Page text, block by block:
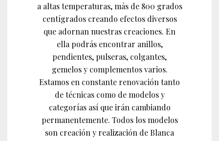
a altas temperaturas, más de 800 grados
centígrados creando efectos diversos
que adornan nuestras creaciones. En
ella podrás encontrar anillos,
pendientes, pulseras, colgantes,
gemelos y complementos varios.
Estamos en constante renovación tanto
de técnicas como de modelos y
categorías así que irán cambiando
permanentemente. Todos los modelos
son creación y realización de Blanca